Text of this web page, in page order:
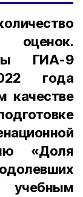
оценок.
ГИА-9
года
качестве
«Доля
учебным